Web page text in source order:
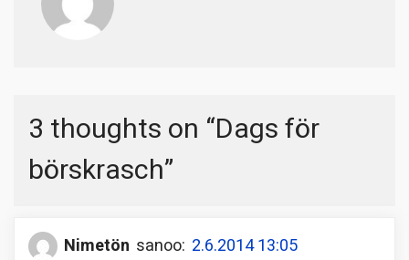
3 thoughts on “Dags för
börskrasch”
Nimetön sanoo: 2.6.2014 13:05